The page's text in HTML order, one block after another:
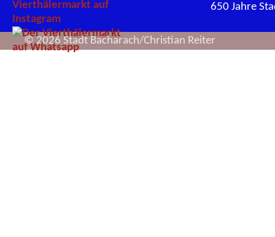
650 Jahre
© 2026 Stadt Bacharach/Christian Reiter